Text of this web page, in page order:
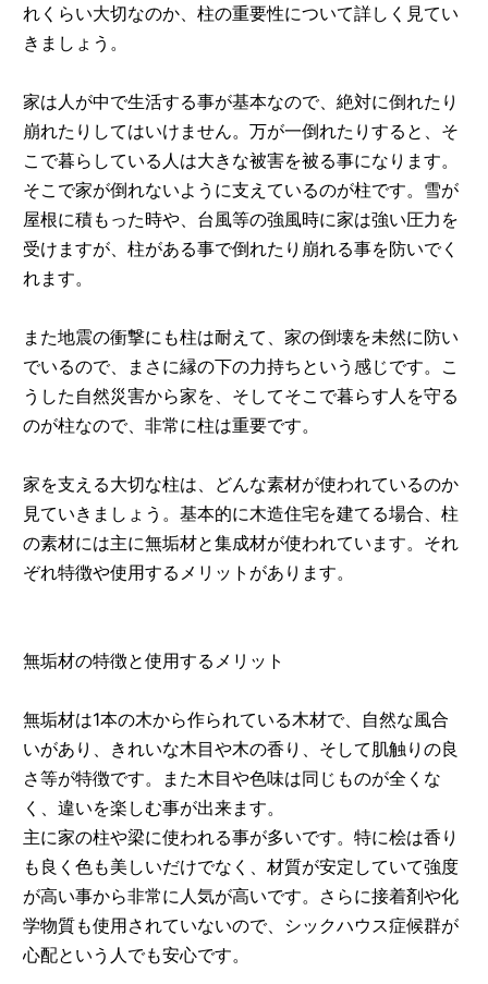
れくらい大切なのか、柱の重要性について詳しく見てい
きましょう。
家は人が中で生活する事が基本なので、絶対に倒れたり
崩れたりしてはいけません。万が一倒れたりすると、そ
こで暮らしている人は大きな被害を被る事になります。
そこで家が倒れないように支えているのが柱です。雪が
屋根に積もった時や、台風等の強風時に家は強い圧力を
受けますが、柱がある事で倒れたり崩れる事を防いでく
れます。
また地震の衝撃にも柱は耐えて、家の倒壊を未然に防い
でいるので、まさに縁の下の力持ちという感じです。こ
うした自然災害から家を、そしてそこで暮らす人を守る
のが柱なので、非常に柱は重要です。
家を支える大切な柱は、どんな素材が使われているのか
見ていきましょう。基本的に木造住宅を建てる場合、柱
の素材には主に無垢材と集成材が使われています。それ
ぞれ特徴や使用するメリットがあります。
無垢材の特徴と使用するメリット
無垢材は1本の木から作られている木材で、自然な風合
いがあり、きれいな木目や木の香り、そして肌触りの良
さ等が特徴です。また木目や色味は同じものが全くな
く、違いを楽しむ事が出来ます。
主に家の柱や梁に使われる事が多いです。特に桧は香り
も良く色も美しいだけでなく、材質が安定していて強度
が高い事から非常に人気が高いです。さらに接着剤や化
学物質も使用されていないので、シックハウス症候群が
心配という人でも安心です。